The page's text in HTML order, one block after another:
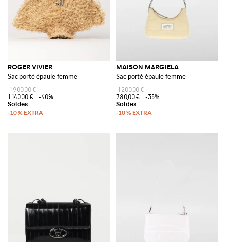
ROGER VIVIER
Sac porté épaule femme
1 900,00 €
1 140,00 €
-40%
MAISON MARGIELA
Sac porté épaule femme
1 200,00 €
780,00 €
-35%